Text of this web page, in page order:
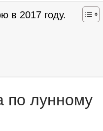
в 2017 году.
по лунному